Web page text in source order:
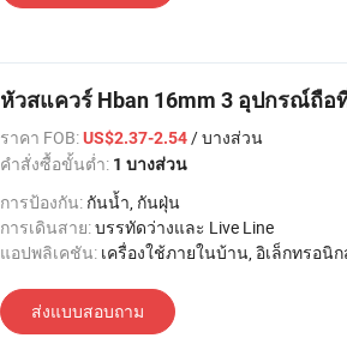
หัวสแควร์ Hban 16mm 3 อุปกรณ์ถื
ราคา FOB:US$2.37-2.54/ บางส่วน
คำสั่งซื้อขั้นต่ำ: 1 บางส่วน
การป้องกัน: กันน้ำ, กันฝุ่น
การเดินสาย:บรรทัดว่างและ Live Line
แอปพลิเคชัน: เครื่องใช้ภายในบ้าน, อิเล็กทรอนิกส์, แสงสว่าง, อุตสาหกรรม, อพาร์ทเมนท์ / วิลล่า, โรงแรม, การ
ส่งแบบสอบถาม